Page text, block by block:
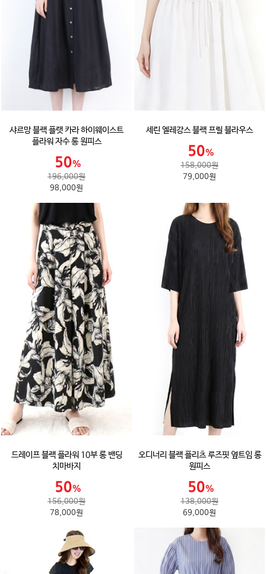
샤르망 블랙 플랫 카라 하이웨이스트
플라워 자수 롱 원피스
196,000원
98,000원
세린 엘레강스 블랙 프릴 블라우스
158,000원
79,000원
드레이프 블랙 플라워 10부 롱 밴딩
치마바지
156,000원
78,000원
오디너리 블랙 플리츠 루즈핏 옆트임 롱
원피스
138,000원
69,000원